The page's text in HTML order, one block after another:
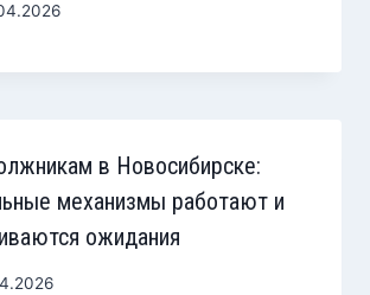
в Новосибирске:
механизмы работают и
ожидания